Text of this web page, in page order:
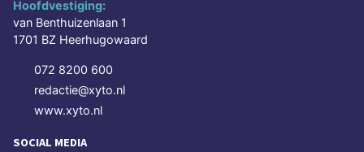
Hoofdvestiging:
van Benthuizenlaan 1
1701 BZ Heerhugowaard
072 8200 600
redactie@xyto.nl
www.xyto.nl
SOCIAL MEDIA